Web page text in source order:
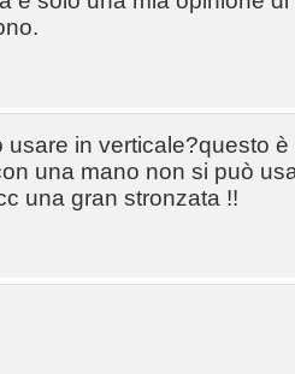
usare in verticale?questo
una mano non si può
una gran stronzata !!